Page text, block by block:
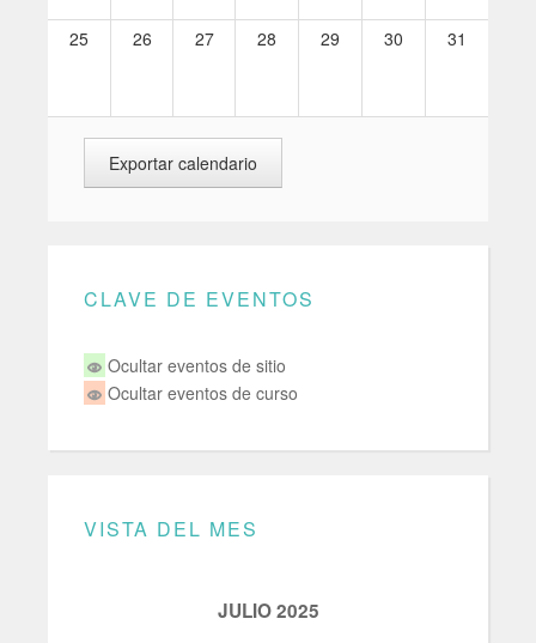
25 26 27 28 29 30 31
CLAVE DE EVENTOS
Ocultar eventos de sitio
Ocultar eventos de curso
VISTA DEL MES
JULIO 2025